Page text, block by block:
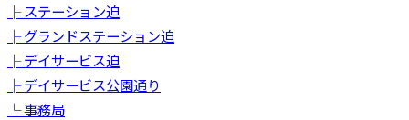
├ ステーション迫
├ グランドステーション迫
├ デイサービス迫
├ デイサービス公園通り
└ 事務局